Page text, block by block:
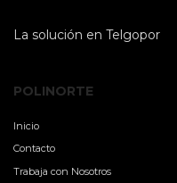
La solución en Telgopor
POLINORTE
Inicio
Contacto
Trabaja con Nosotros